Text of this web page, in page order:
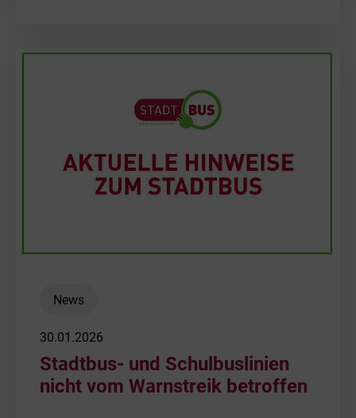
News
30.01.2026
Stadtbus- und Schulbuslinien
nicht vom Warnstreik betroffen